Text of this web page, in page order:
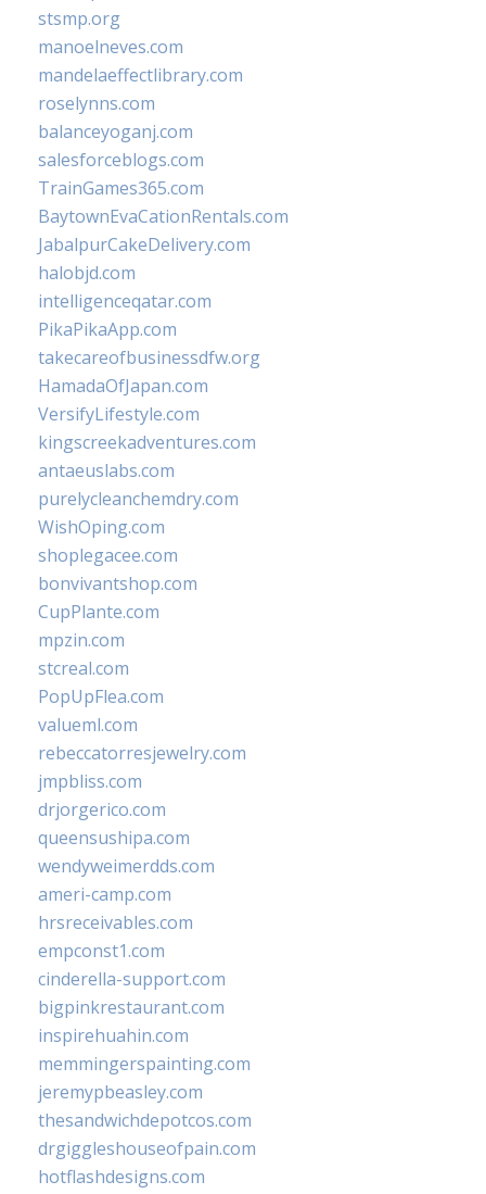
stsmp.org
manoelneves.com
mandelaeffectlibrary.com
roselynns.com
balanceyoganj.com
salesforceblogs.com
TrainGames365.com
BaytownEvaCationRentals.com
JabalpurCakeDelivery.com
halobjd.com
intelligenceqatar.com
PikaPikaApp.com
takecareofbusinessdfw.org
HamadaOfJapan.com
VersifyLifestyle.com
kingscreekadventures.com
antaeuslabs.com
purelycleanchemdry.com
WishOping.com
shoplegacee.com
bonvivantshop.com
CupPlante.com
mpzin.com
stcreal.com
PopUpFlea.com
valueml.com
rebeccatorresjewelry.com
jmpbliss.com
drjorgerico.com
queensushipa.com
wendyweimerdds.com
ameri-camp.com
hrsreceivables.com
empconst1.com
cinderella-support.com
bigpinkrestaurant.com
inspirehuahin.com
memmingerspainting.com
jeremypbeasley.com
thesandwichdepotcos.com
drgiggleshouseofpain.com
hotflashdesigns.com